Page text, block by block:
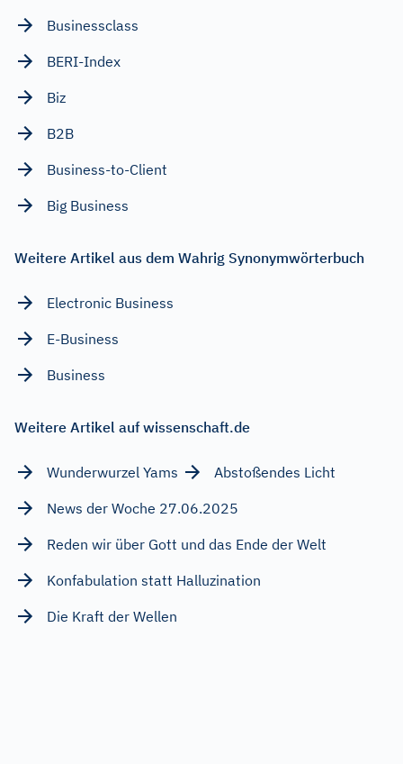
Businessclass
BERI-Index
Biz
B2B
Business-to-Client
Big Business
Weitere Artikel aus dem Wahrig Synonymwörterbuch
Electronic Business
E-Business
Business
Weitere Artikel auf wissenschaft.de
Wunderwurzel Yams
Abstoßendes Licht
News der Woche 27.06.2025
Reden wir über Gott und das Ende der Welt
Konfabulation statt Halluzination
Die Kraft der Wellen